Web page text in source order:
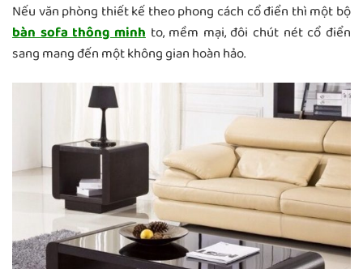
Nếu văn phòng thiết kế theo phong cách cổ điển thì một bộ
bàn sofa thông minhto, mềm mại, đôi chút nét cổ điển
sang mang đến một không gian hoàn hảo.